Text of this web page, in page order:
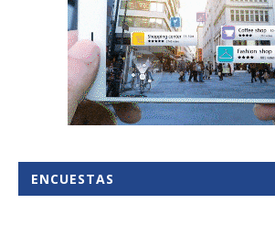
ENCUESTAS